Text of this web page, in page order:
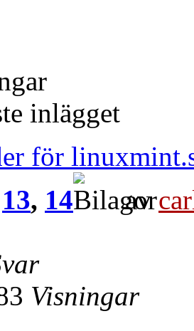
inlägget
för
13, 14 av
Visningar